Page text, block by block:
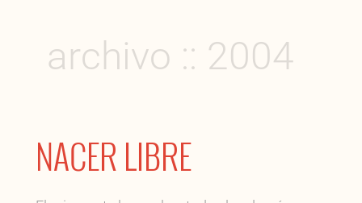
archivo :: 2004
NACER LIBRE